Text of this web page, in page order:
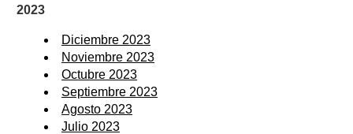
2023
Diciembre 2023
Noviembre 2023
Octubre 2023
Septiembre 2023
Agosto 2023
Julio 2023